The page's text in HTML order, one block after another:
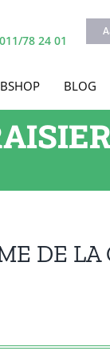
011/78 24 01
BLOG
DE LA